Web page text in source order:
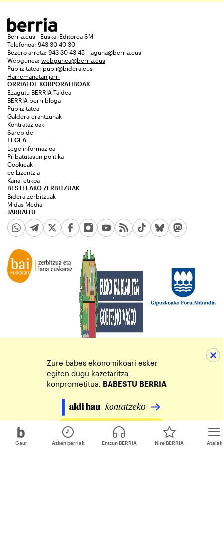
Gaur Atalak
Azken berriak Entzun BERRIA Nire BERRIA
Berria.eus - Euskal Editorea SM
Telefonoa: 943 30 40 30
Bezero arreta: 943 30 43 45 | laguna@berria.eus
Webgunea: webgunea@berria.eus
Publizitatea: publi@bidera.eus
Harremanetan jarri
ORRIALDE KORPORATIBOAK
Ezagutu BERRIA Taldea
BERRIA berri bloga
Publizitatea
Galdera-erantzunak
Kontratazioak
Sarebide
JARRAITU
LEGEA
Lege informazioa
Pribatutasun politika
Cookieak
cc Lizentzia
Kanal etikoa
BESTELAKO ZERBITZUAK
Bidera zerbitzuak
Midas Media
Zure babes ekonomikoari esker
egiten dugu kazetaritza
konprometitua. BABESTU BERRIA
Egin zure ekarpena